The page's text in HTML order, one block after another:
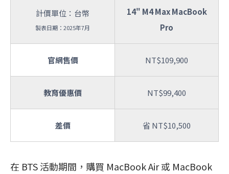
計價單位：台幣
製表日期：2025年7月
14" M4 Max MacBook
Pro
官網售價 NT$109,900
教育優惠價 NT$99,400
差價 省 NT$10,500
在 BTS 活動期間，購買 MacBook Air 或 MacBook